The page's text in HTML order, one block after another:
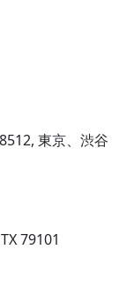
東京、渋谷
79101